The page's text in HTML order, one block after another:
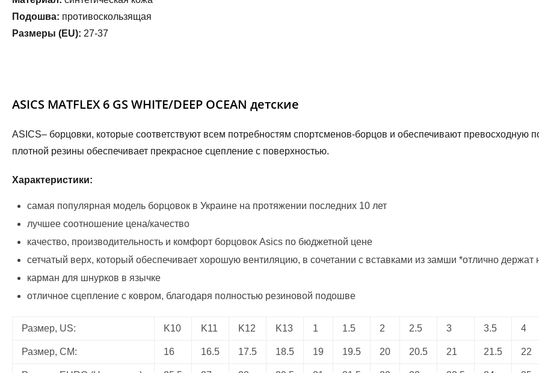
Подошва: противоскользящая
Размеры (EU): 27-37
ASICS MATFLEX 6 GS WHITE/DEEP OCEAN детские
ASICS– борцовки, которые соответствуют всем потребностям спортсменов-борцов и обеспечивают
плотной резины обеспечивает прекрасное сцепление с поверхностью.
Характеристики:
самая популярная модель борцовок в Украине на протяжении последних 10 лет
лучшее соотношение цена/качество
качество, производительность и комфорт борцовок Asics по бюджетной цене
сетчатый верх, который обеспечивает хорошую вентиляцию, в сочетании с вставками из замши *отлично держат
карман для шнурков в язычке
отличное сцепление с ковром, благодаря полностью резиновой подошве
Размер, US: K10 K11 K12 K13 1 1.5 2 2.5 3 3.5 4
Размер, СМ: 16 16.5 17.5 18.5 19 19.5 20 20.5 21 21.5 22